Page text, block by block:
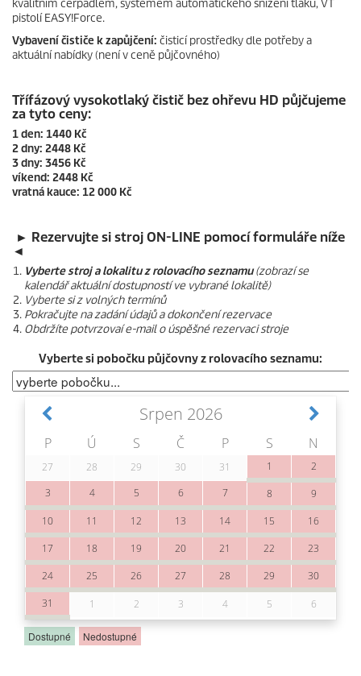
kvalitním čerpadlem, systémem automatického snížení tlaku, VT
pistolíEASY!Force.
Vybavení čističe k zapůjčení: čisticí prostředky dle potřeby a
aktuální nabídky (není v ceně půjčovného)
Třífázový vysokotlaký čistič bez ohřevu HD půjčujeme
za tyto ceny:
1 den: 1440 Kč
2 dny: 2448 Kč
3 dny: 3456 Kč
víkend: 2448 Kč
vratná kauce: 12 000 Kč
► Rezervujte si stroj ON-LINE pomocí formuláře níže
◄
Vyberte stroj a lokalitu z rolovacího seznamu(zobrazí se
kalendář aktuální dostupností ve vybrané lokalitě)
Vyberte si z volných termínů
Pokračujte na zadání údajů a dokončení rezervace
Obdržíte potvrzovaí e-mail o úspěšné rezervaci stroje
Vyberte si pobočku půjčovny z rolovacího seznamu: